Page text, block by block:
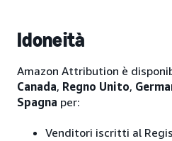
Idoneità
Amazon Attribution è
Canada, Regno Unito,
Spagna per:
Venditori iscritti al